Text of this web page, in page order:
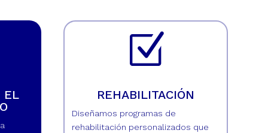
EL
Z
REHABILITACIÓN
Diseñamos programas de
rehabilitación personalizados que